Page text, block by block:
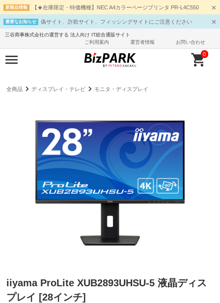
新製品情報 【★在庫限定・特価機種】NEC A4カラーページプリンタ PR-L4C550
重要なお知らせ 偽サイト、詐欺サイト、フィッシングサイトにご注意ください
三谷商事株式会社の運営する 法人向け IT総合通販サイト
ご利用案内
運営者情報 お問い合わせ
0
全商品 ディスプレイ・テレビ モニタ・ディスプレイ
iiyama ProLite XUB2893UHSU-5 液晶ディス
プレイ [28インチ]